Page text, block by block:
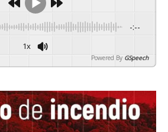
-:--
1x
Powered By GSpeech